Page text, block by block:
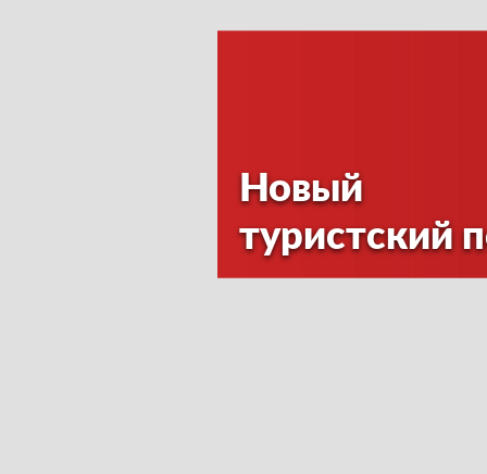
Новый
туристский